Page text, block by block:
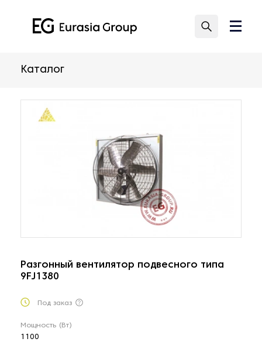
Каталог
Разгонный вентилятор подвесного типа
9FJ1380
Под заказ
Мощность (Вт)
1100